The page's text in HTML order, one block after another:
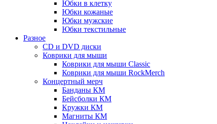
Юбки в клетку
Юбки кожаные
Юбки мужские
Юбки текстильные
Разное
CD и DVD диски
Коврики для мыши
Коврики для мыши Classic
Коврики для мыши RockMerch
Концертный мерч
Банданы КМ
Бейсболки КМ
Кружки КМ
Магниты КМ